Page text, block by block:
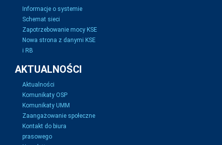
Informacje o systemie
Schemat sieci
Zapotrzebowanie mocy KSE
Nowa strona z danymi KSE
i RB
AKTUALNOŚCI
Aktualności
Komunikaty OSP
Komunikaty UMM
Zaangażowanie społeczne
Kontakt do biura
prasowego